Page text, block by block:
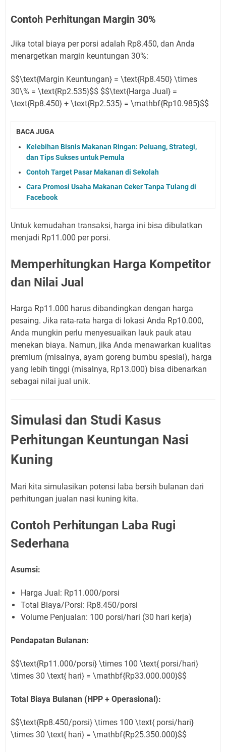
Contoh Perhitungan Margin 30%
Jika total biaya per porsi adalah Rp8.450, dan Anda
menargetkan margin keuntungan 30%:
$$\text{Margin Keuntungan} = \text{Rp8.450} \times
30\% = \text{Rp2.535}$$ $$\text{Harga Jual} =
\text{Rp8.450} + \text{Rp2.535} = \mathbf{Rp10.985}$$
BACA JUGA
Kelebihan Bisnis Makanan Ringan: Peluang, Strategi,
dan Tips Sukses untuk Pemula
Contoh Target Pasar Makanan di Sekolah
Cara Promosi Usaha Makanan Ceker Tanpa Tulang di
Facebook
Untuk kemudahan transaksi, harga ini bisa dibulatkan
menjadi Rp11.000 per porsi.
Memperhitungkan Harga Kompetitor
dan Nilai Jual
Harga Rp11.000 harus dibandingkan dengan harga
pesaing. Jika rata-rata harga di lokasi Anda Rp10.000,
Anda mungkin perlu menyesuaikan lauk pauk atau
menekan biaya. Namun, jika Anda menawarkan kualitas
premium (misalnya, ayam goreng bumbu spesial), harga
yang lebih tinggi (misalnya, Rp13.000) bisa dibenarkan
sebagai nilai jual unik.
Simulasi dan Studi Kasus
Perhitungan Keuntungan Nasi
Kuning
Mari kita simulasikan potensi laba bersih bulanan dari
perhitungan jualan nasi kuning kita.
Contoh Perhitungan Laba Rugi
Sederhana
Asumsi:
Harga Jual: Rp11.000/porsi
Total Biaya/Porsi: Rp8.450/porsi
Volume Penjualan: 100 porsi/hari (30 hari kerja)
Pendapatan Bulanan:
$$\text{Rp11.000/porsi} \times 100 \text{ porsi/hari}
\times 30 \text{ hari} = \mathbf{Rp33.000.000}$$
Total Biaya Bulanan (HPP + Operasional):
$$\text{Rp8.450/porsi} \times 100 \text{ porsi/hari}
\times 30 \text{ hari} = \mathbf{Rp25.350.000}$$